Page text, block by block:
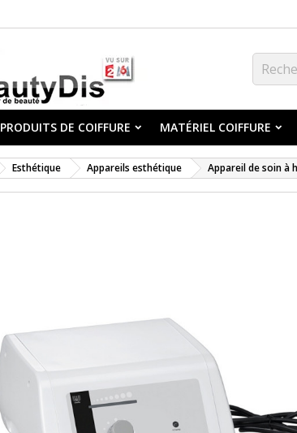
PRODUITS DE COIFFURE MATÉRIEL COIFFURE
Esthétique Appareils esthétique Appareil de soin à